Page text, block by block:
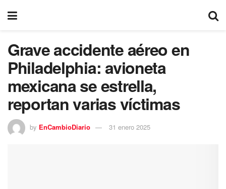
Grave accidente aéreo en
Philadelphia: avioneta
mexicana se estrella,
reportan varias víctimas
by EnCambioDiario 31 enero 2025